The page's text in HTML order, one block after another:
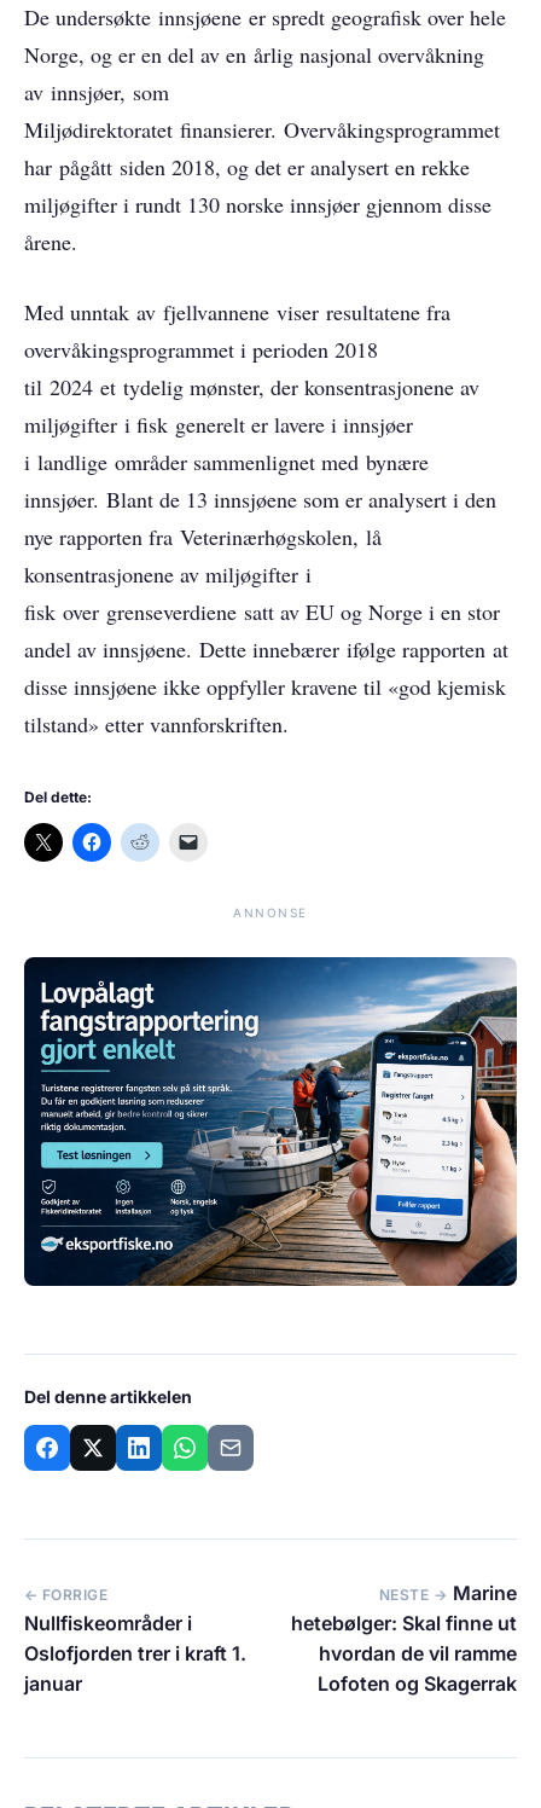
De undersøkte innsjøene er spredt geografisk over hele
Norge, og er en del av en årlig nasjonal overvåkning
av innsjøer, som
Miljødirektoratet finansierer. Overvåkingsprogrammet
har pågått siden 2018, og det er analysert en rekke
miljøgifter i rundt 130 norske innsjøer gjennom disse
årene.
Med unntak av fjellvannene viser resultatene fra
overvåkingsprogrammet i perioden 2018
til 2024 et tydelig mønster, der konsentrasjonene av
miljøgifter i fisk generelt er lavere i innsjøer
i landlige områder sammenlignet med bynære
innsjøer. Blant de 13 innsjøene som er analysert i den
nye rapporten fra Veterinærhøgskolen, lå
konsentrasjonene av miljøgifter i
fisk over grenseverdiene satt av EU og Norge i en stor
andel av innsjøene. Dette innebærer ifølge rapporten at
disse innsjøene ikke oppfyller kravene til «god kjemisk
tilstand» etter vannforskriften.
Del dette:
ANNONSE
Del denne artikkelen
← FORRIGE
Nullfiskeområder i
Oslofjorden trer i kraft 1.
januar
NESTE → Marine
hetebølger: Skal finne ut
hvordan de vil ramme
Lofoten og Skagerrak